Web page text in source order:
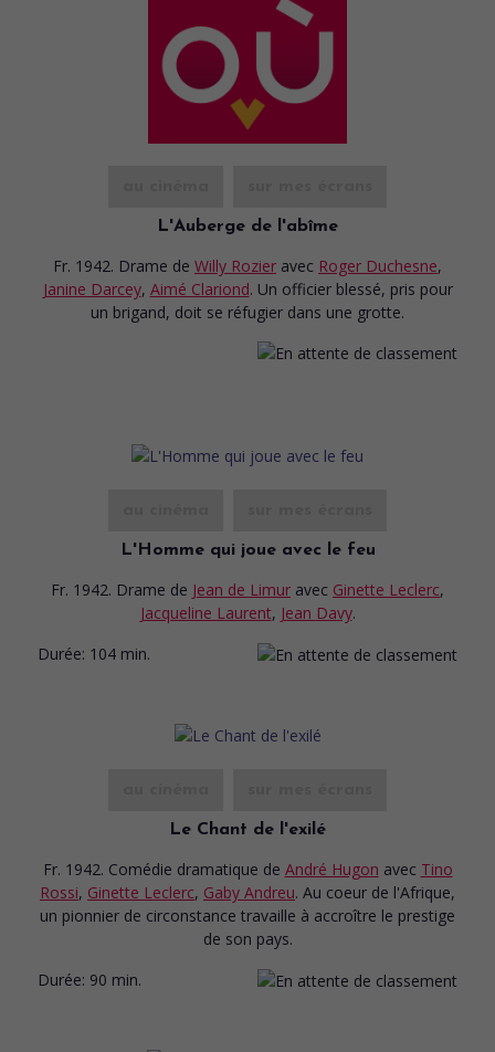
L'Auberge de l'abîme
Fr. 1942. Drame de Willy Rozier avec Roger Duchesne,
Janine Darcey, Aimé Clariond. Un officier blessé, pris pour
un brigand, doit se réfugier dans une grotte.
L'Homme qui joue avec le feu
Fr. 1942. Drame de Jean de Limur avec Ginette Leclerc,
Jacqueline Laurent, Jean Davy.
Durée: 104 min.
Le Chant de l'exilé
Fr. 1942. Comédie dramatique de André Hugon avec Tino
Rossi, Ginette Leclerc, Gaby Andreu. Au coeur de l'Afrique,
un pionnier de circonstance travaille à accroître le prestige
de son pays.
Durée: 90 min.